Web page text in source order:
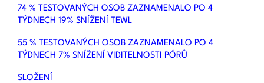
74 % TESTOVANÝCH OSOB ZAZNAMENALO PO 4
TÝDNECH 19% SNÍŽENÍ TEWL
55 % TESTOVANÝCH OSOB ZAZNAMENALO PO 4
TÝDNECH 7% SNÍŽENÍ VIDITELNOSTI PÓRŮ
SLOŽENÍ